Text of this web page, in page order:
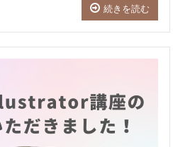
続きを読む